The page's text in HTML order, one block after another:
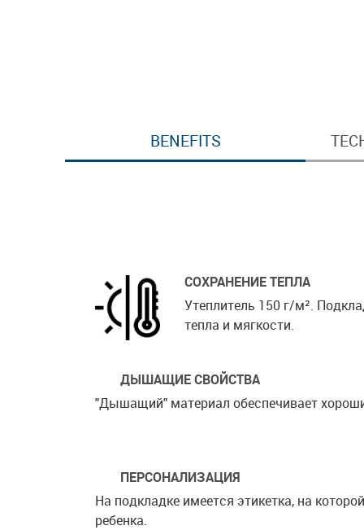
BENEFITS
СОХРАНЕНИЕ ТЕПЛА
Утеплитель 150 г/м².
тепла и мягкости.
ДЫШАЩИЕ СВОЙСТВА
"Дышащий" материал обеспечивает
ПЕРСОНАЛИЗАЦИЯ
На подкладке имеется этикетка, на
ребенка.